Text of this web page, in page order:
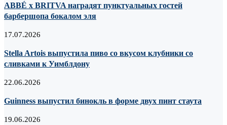
ABBÉ х BRITVA наградят пунктуальных гостей
барбершопа бокалом эля
17.07.2026
Stella Artois выпустила пиво со вкусом клубники со
сливками к Уимблдону
22.06.2026
Guinness выпустил бинокль в форме двух пинт стаута
19.06.2026